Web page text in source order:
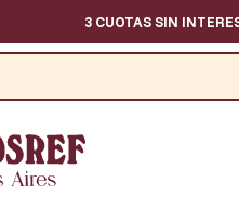
3 CUOTAS SIN INTERES -